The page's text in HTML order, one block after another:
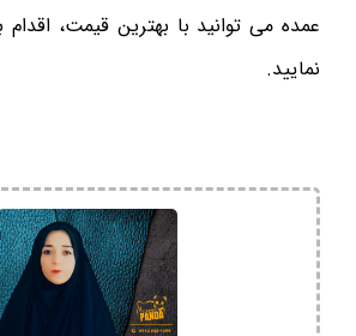
عمده می توانید با بهترین قیمت،
نمایید.